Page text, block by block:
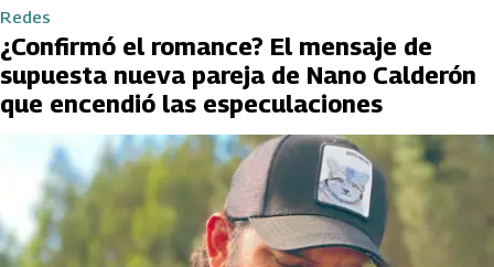
Redes
¿Confirmó el romance? El mensaje de
supuesta nueva pareja de Nano Calderón
que encendió las especulaciones